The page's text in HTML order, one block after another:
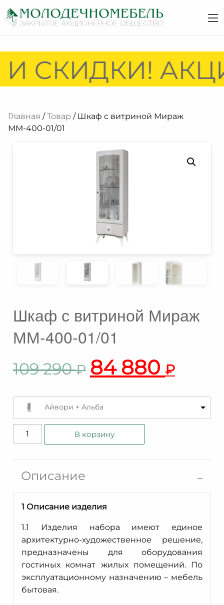
СКИДКИ!
Главная /Товар / Шкаф с витриной Мираж
ММ-400-01/01
Шкаф с витриной Мираж
ММ-400-01/01
109 290₽ 84 880 ₽
Айвори + Альба
Количество
товара
витриной
Мираж
ММ-400-
В корзину
Описание
1 Описание изделия
1.1 Изделия набора имеют единое
архитектурно-художественное решение,
предназначены для оборудования
гостиных комнат жилых помещений. По
эксплуатационному назначению – мебель
бытовая.